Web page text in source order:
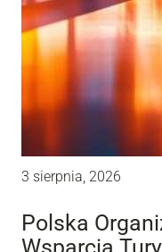
3 sierpnia, 2026
Polska